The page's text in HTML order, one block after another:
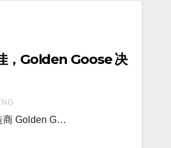
，Golden Goose 决
商 Golden G…